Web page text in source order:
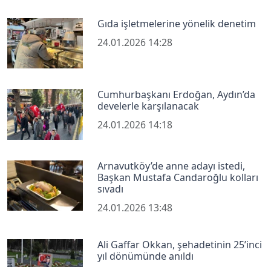
Gıda işletmelerine yönelik denetim
24.01.2026 14:28
Cumhurbaşkanı Erdoğan, Aydın’da
develerle karşılanacak
24.01.2026 14:18
Arnavutköy’de anne adayı istedi,
Başkan Mustafa Candaroğlu kolları
sıvadı
24.01.2026 13:48
Ali Gaffar Okkan, şehadetinin 25’inci
yıl dönümünde anıldı